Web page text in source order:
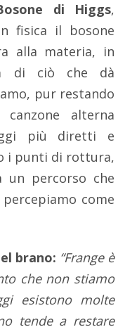
di Higgs,
fisica il bosone
alla materia, in
di ciò che dà
pur restando
canzone alterna
più diretti e
i punti di rottura,
un percorso che
come
brano: “Frange è
che non stiamo
esistono molte
tende a restare